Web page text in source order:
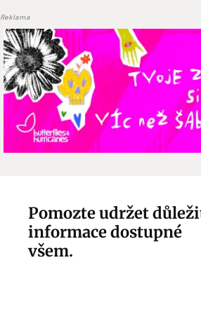
Reklama
Pomozte udržet
informace dostupné
všem.